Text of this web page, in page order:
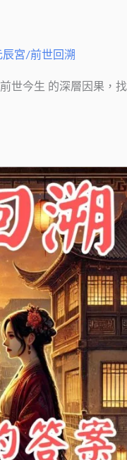
辰宮/前世回溯
世今生 的深層因果，